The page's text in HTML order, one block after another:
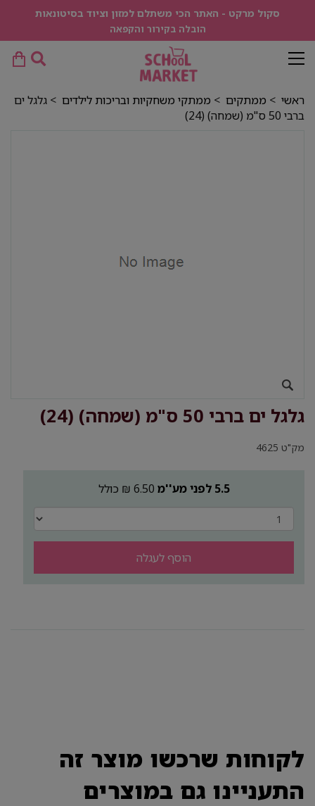
סקול מרקט - האתר הכי משתלם למזון וציוד בסיטונאות
הובלה בקירור והקפאה
ראשי > ממתקים > ממתקי משחקיות ובריכות לילדים > גלגל ים
ברבי 50 ס"מ (שמחה) (24)
גלגל ים ברבי 50 ס"מ (שמחה) (24)
מק"ט 4625
5.5 לפני מע''מ 6.50 ₪ כולל
הוסף לעגלה
לקוחות שרכשו מוצר זה
התעניינו גם במוצרים